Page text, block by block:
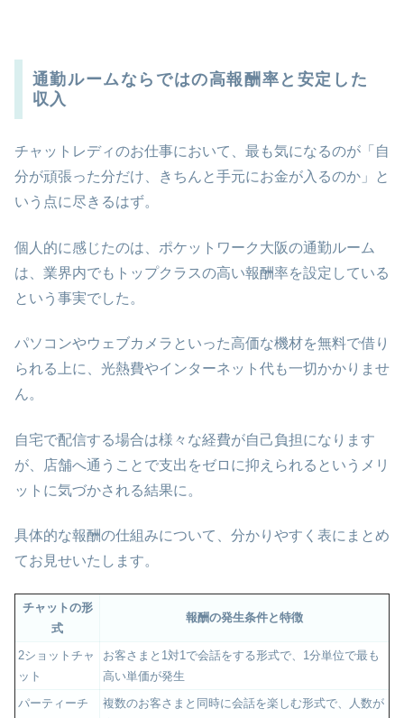
通勤ルームならではの高報酬率と安定した
収入
チャットレディのお仕事において、最も気になるのが「自
分が頑張った分だけ、きちんと手元にお金が入るのか」と
いう点に尽きるはず。
個人的に感じたのは、ポケットワーク大阪の通勤ルーム
は、業界内でもトップクラスの高い報酬率を設定している
という事実でした。
パソコンやウェブカメラといった高価な機材を無料で借り
られる上に、光熱費やインターネット代も一切かかりませ
ん。
自宅で配信する場合は様々な経費が自己負担になります
が、店舗へ通うことで支出をゼロに抑えられるというメリ
ットに気づかされる結果に。
具体的な報酬の仕組みについて、分かりやすく表にまとめ
てお見せいたします。
チャットの形
式
報酬の発生条件と特徴
2ショットチャ
ット
お客さまと1対1で会話をする形式で、1分単位で最も
高い単価が発生
パーティーチ
複数のお客さまと同時に会話を楽しむ形式で、人数が